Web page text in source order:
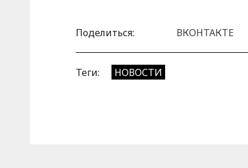
Поделиться: ВКОНТАКТЕ
Теги: НОВОСТИ